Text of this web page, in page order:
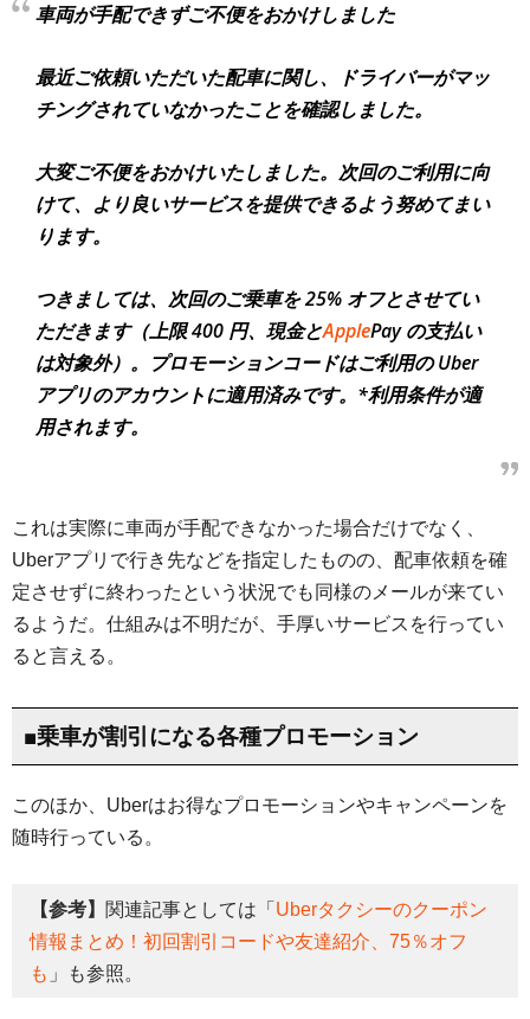
車両が手配できずご不便をおかけしました
最近ご依頼いただいた配車に関し、ドライバーがマッ
チングされていなかったことを確認しました。
大変ご不便をおかけいたしました。次回のご利用に向
けて、より良いサービスを提供できるよう努めてまい
ります。
つきましては、次回のご乗車を 25% オフとさせてい
ただきます（上限 400 円、現金とApplePay の支払い
は対象外）。プロモーションコードはご利用の Uber
アプリのアカウントに適用済みです。*利用条件が適
用されます。
これは実際に車両が手配できなかった場合だけでなく、
Uberアプリで行き先などを指定したものの、配車依頼を確
定させずに終わったという状況でも同様のメールが来てい
るようだ。仕組みは不明だが、手厚いサービスを行ってい
ると言える。
■乗車が割引になる各種プロモーション
このほか、Uberはお得なプロモーションやキャンペーンを
随時行っている。
【参考】 関連記事としては「 Uberタクシーのクーポン
情報まとめ！初回割引コードや友達紹介、75％オフ
も 」も参照。